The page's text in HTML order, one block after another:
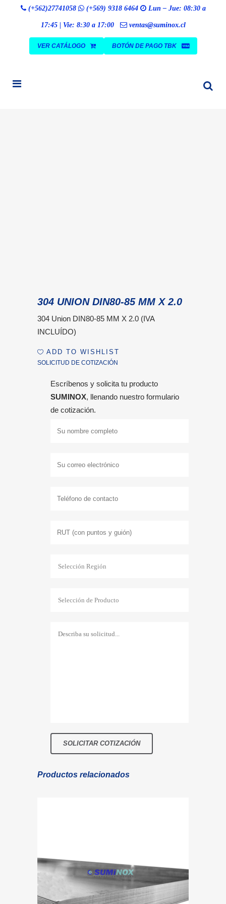
(+562)27741058 (+569) 9318 6464 Lun – Jue: 08:30 a
17:45 | Vie: 8:30 a 17:00 ventas@suminox.cl
VER CATÁLOGO BOTÓN DE PAGO TBK
304 UNION DIN80-85 MM X 2.0
304 Union DIN80-85 MM X 2.0 (IVA
INCLUÍDO)
ADD TO WISHLIST
SOLICITUD DE COTIZACIÓN
Escríbenos y solicita tu producto
SUMINOX, llenando nuestro formulario
de cotización.
Productos relacionados
de
BUSCAR